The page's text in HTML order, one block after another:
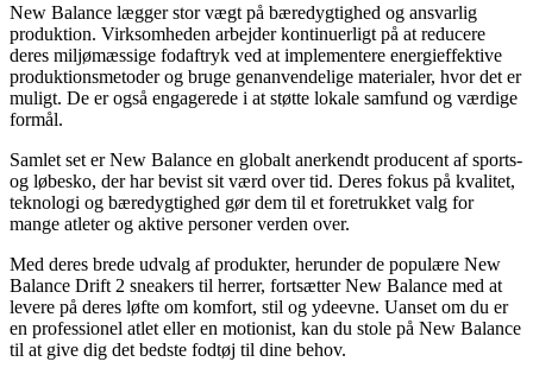
New Balance lægger stor vægt på bæredygtighed og ansvarlig
produktion. Virksomheden arbejder kontinuerligt på at reducere
deres miljømæssige fodaftryk ved at implementere energieffektive
produktionsmetoder og bruge genanvendelige materialer, hvor det er
muligt. De er også engagerede i at støtte lokale samfund og værdige
formål.
Samlet set er New Balance en globalt anerkendt producent af sports-
og løbesko, der har bevist sit værd over tid. Deres fokus på kvalitet,
teknologi og bæredygtighed gør dem til et foretrukket valg for
mange atleter og aktive personer verden over.
Med deres brede udvalg af produkter, herunder de populære New
Balance Drift 2 sneakers til herrer, fortsætter New Balance med at
levere på deres løfte om komfort, stil og ydeevne. Uanset om du er
en professionel atlet eller en motionist, kan du stole på New Balance
til at give dig det bedste fodtøj til dine behov.